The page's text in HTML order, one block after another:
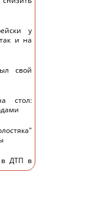
у
и на
свой
стол:
в ДТП в